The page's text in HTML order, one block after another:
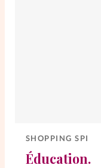
SHOPPING SPI
Éducation.